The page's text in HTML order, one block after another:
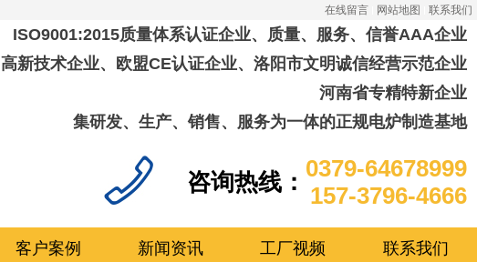
在线留言 网站地图 联系我们
ISO9001:2015质量体系认证企业、质量、服务、信誉AAA企业
高新技术企业、欧盟CE认证企业、洛阳市文明诚信经营示范企业
河南省专精特新企业
集研发、生产、销售、服务为一体的正规电炉制造基地
咨询热线： 0379-64678999
157-3796-4666
客户案例 新闻资讯 工厂视频 联系我们